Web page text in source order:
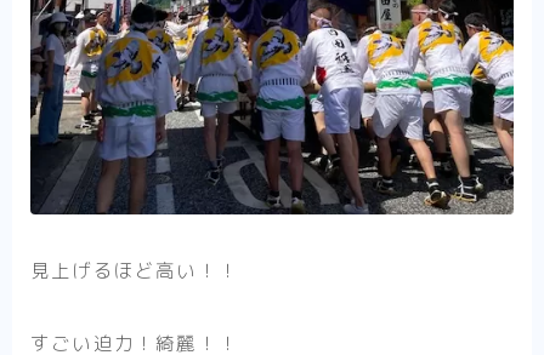
見上げるほど高い！！
すごい迫力！綺麗！！